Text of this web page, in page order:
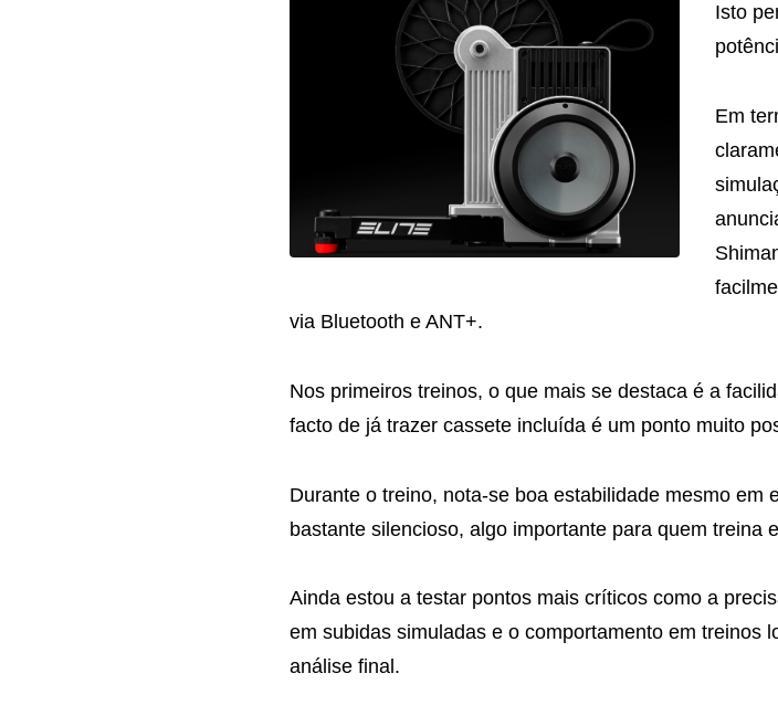
Isto
Em
via Bluetooth e ANT+.
Nos primeiros treinos, o que mais se destaca é a
facto de já trazer cassete incluída é um ponto muito
Durante o treino, nota-se boa estabilidade mesmo em
bastante silencioso, algo importante para quem treina
Ainda estou a testar pontos mais críticos como a
em subidas simuladas e o comportamento em treinos
análise final.